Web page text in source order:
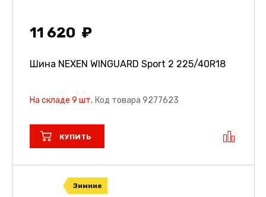
11 620
Шина NEXEN WINGUARD Sport 2 225/40R18
На складе 9 шт. Код товара 9277623
КУПИТЬ
Зимние